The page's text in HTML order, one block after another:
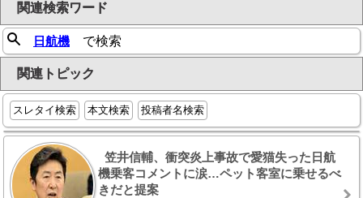
関連検索ワード
日航機 で検索
関連トピック
スレタイ検索 本文検索 投稿者名検索
笠井信輔、衝突炎上事故で愛猫失った日航
機乗客コメントに涙…ペット客室に乗せるべ
きだと提案